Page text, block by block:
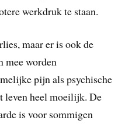
werkdruk te staan.
maar er is ook de
mee worden
pijn als psychische
leven heel moeilijk. De
is voor sommigen